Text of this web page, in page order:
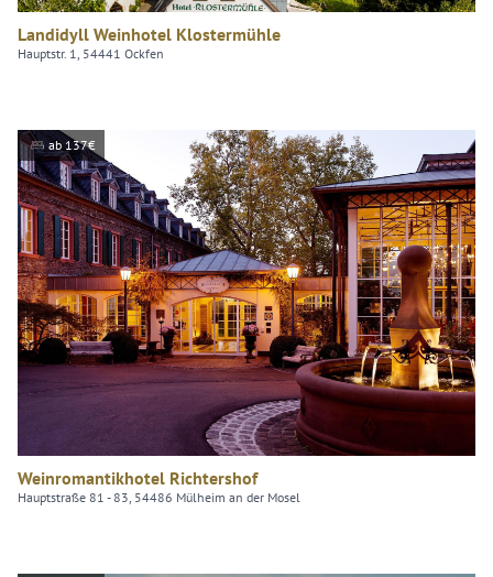
Landidyll Weinhotel Klostermühle
Hauptstr. 1, 54441 Ockfen
ab 137€
Weinromantikhotel Richtershof
Hauptstraße 81 - 83, 54486 Mülheim an der Mosel